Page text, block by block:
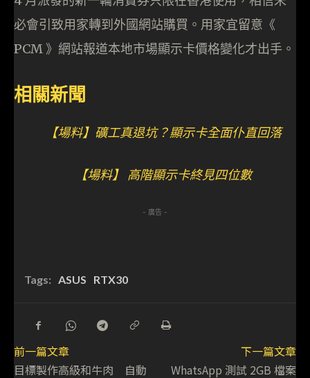
必會引致用家轉到外國網站購買。用家宜留意《
PCM 》網站報道本地市場顯示卡價格變化才出手。
相關新聞
【場料】礦工真退坑？顯示卡全面仆直回落
【場料】 高階顯示卡終見四位數
- 廣告 -
Tags: ASUS RTX30
前一篇文章
目標製作高級和牛肉 自動
下一篇文章
WhatsApp 測試 2GB 檔案